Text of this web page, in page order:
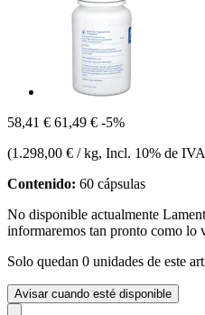
58,41 € 61,49 € -5%
(1.298,00 € / kg, Incl. 10% de IVA
Contenido: 60 cápsulas
No disponible actualmente
informaremos tan pronto como lo
Solo quedan 0 unidades de este
Avisar cuando esté disponible